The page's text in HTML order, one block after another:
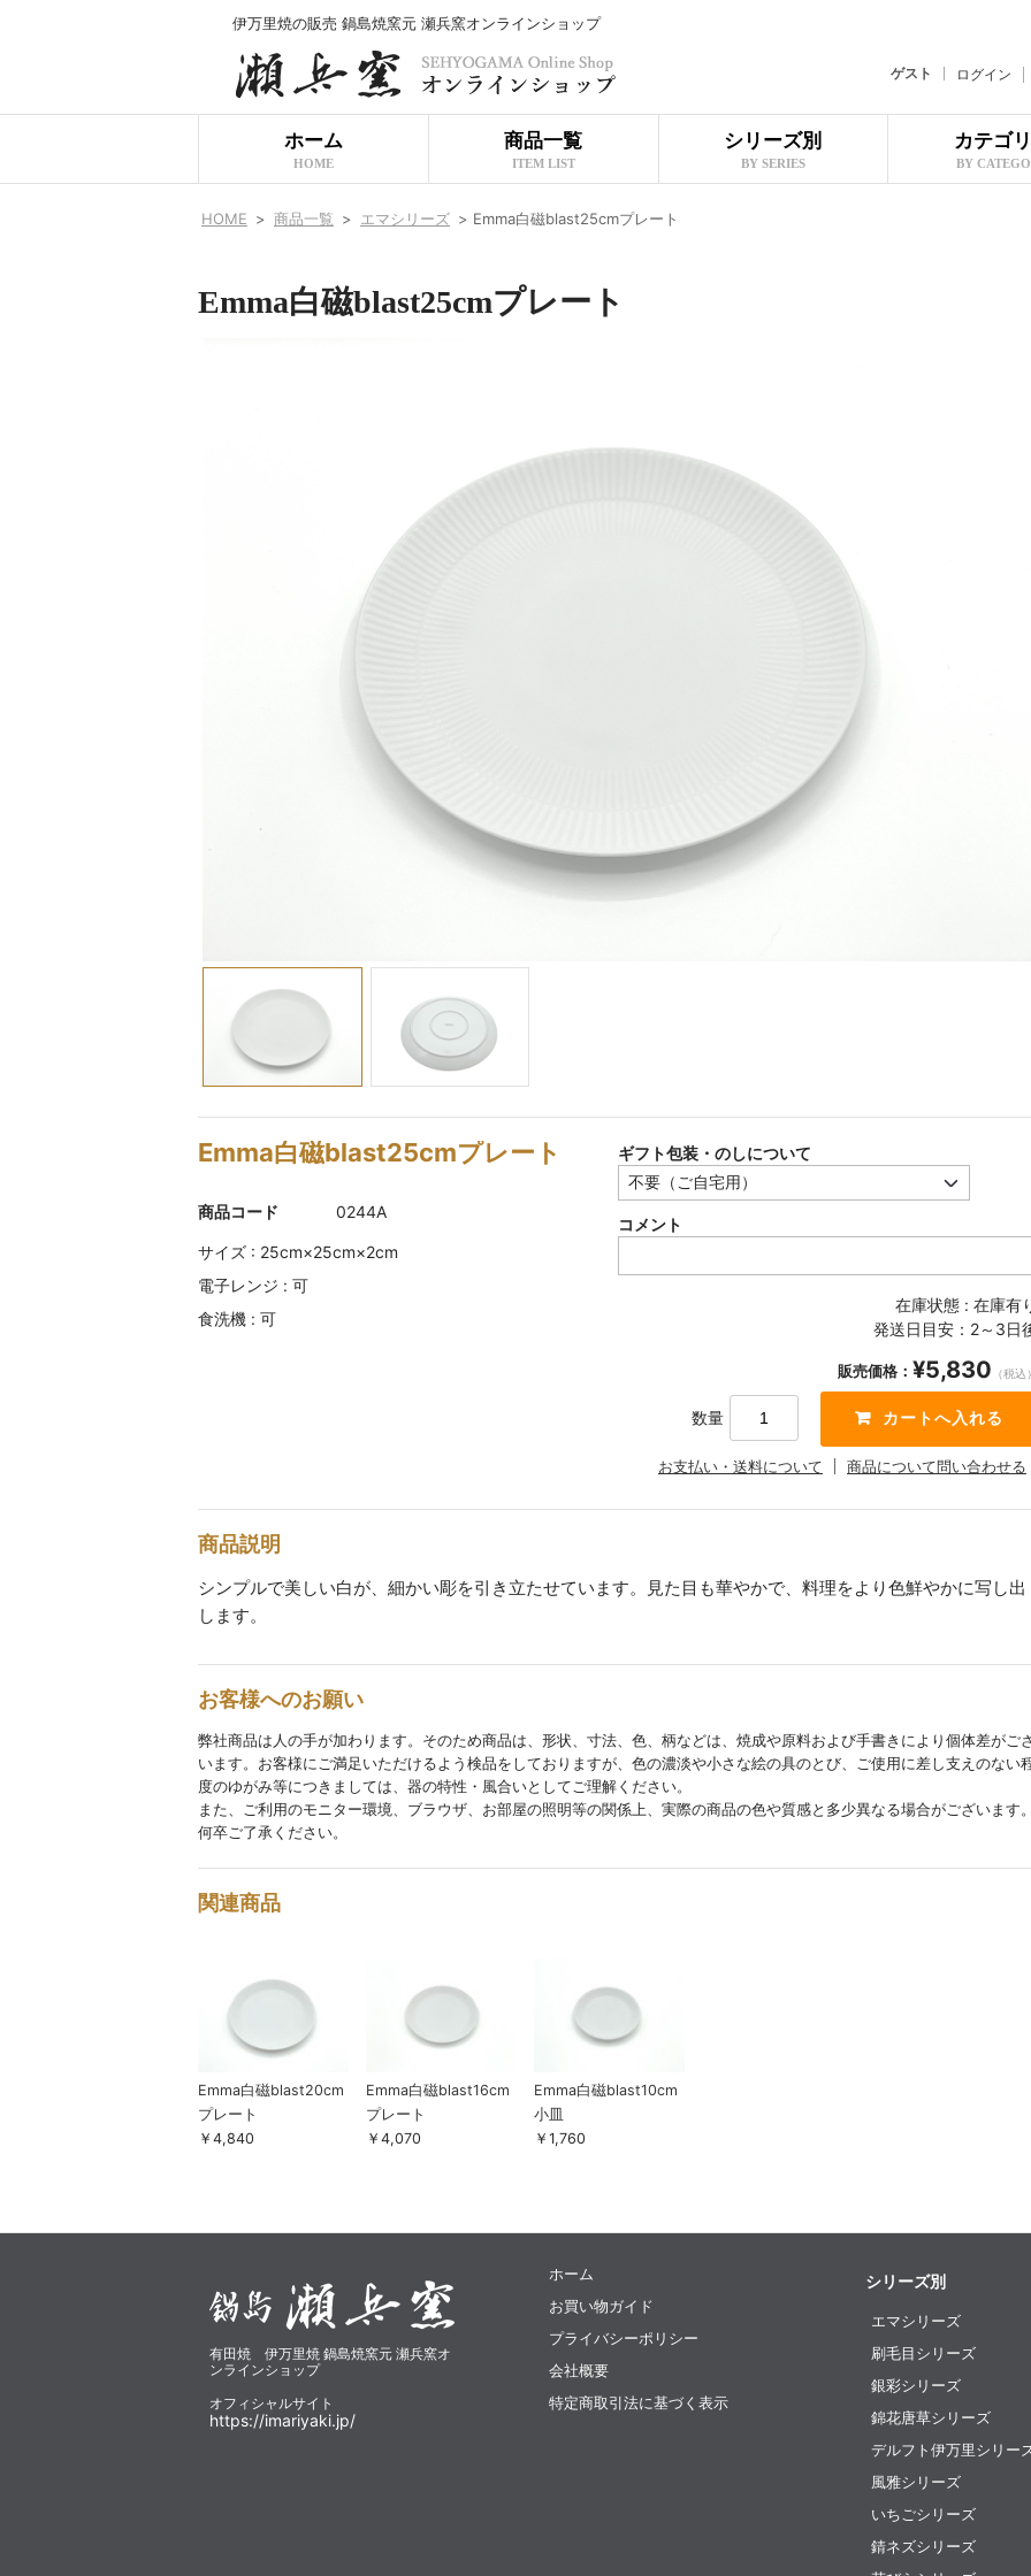
伊万里焼の販売 鍋島焼窯元 瀬兵窯オンラインショップ
ゲスト ログイン
ホーム
HOME
商品一覧
ITEM LIST
シリーズ別
BY SERIES
カテゴ
BY
HOME > 商品一覧 > エマシリーズ > Emma白磁blast25cmプレート
Emma白磁blast25cmプレート
Emma白磁blast25cmプレート
商品コード 0244A
サイズ : 25cm×25cm×2cm
電子レンジ : 可
食洗機 : 可
ギフト包装・のしについて
コメント
在庫状態 : 在庫有
発送日目安：2～3日
販売価格： ¥5,830 （税込）
数量
お支払い・送料について 商品について問い合わせる
商品説明
シンプルで美しい白が、細かい彫を引き立たせています。見た目も華やかで、料理をより色鮮やかに写し出
します。
お客様へのお願い
弊社商品は人の手が加わります。そのため商品は、形状、寸法、色、柄などは、焼成や原料および手書きにより個体差がご
います。お客様にご満足いただけるよう検品をしておりますが、色の濃淡や小さな絵の具のとび、ご使用に差し支えのない
度のゆがみ等につきましては、器の特性・風合いとしてご理解ください。
また、ご利用のモニター環境、ブラウザ、お部屋の照明等の関係上、実際の商品の色や質感と多少異なる場合がございます。
何卒ご了承ください。
関連商品
Emma白磁blast20cm
プレート
￥4,840
Emma白磁blast16cm
プレート
￥4,070
Emma白磁blast10cm
小皿
￥1,760
有田焼 伊万里焼 鍋島焼窯元 瀬兵窯オ
ンラインショップ
オフィシャルサイト
https://imariyaki.jp/
ホーム
お買い物ガイド
プライバシーポリシー
会社概要
特定商取引法に基づく表示
シリーズ別
エマシリーズ
刷毛目シリーズ
銀彩シリーズ
錦花唐草シリーズ
デルフト伊万里シリー
風雅シリーズ
いちごシリーズ
錆ネズシリーズ